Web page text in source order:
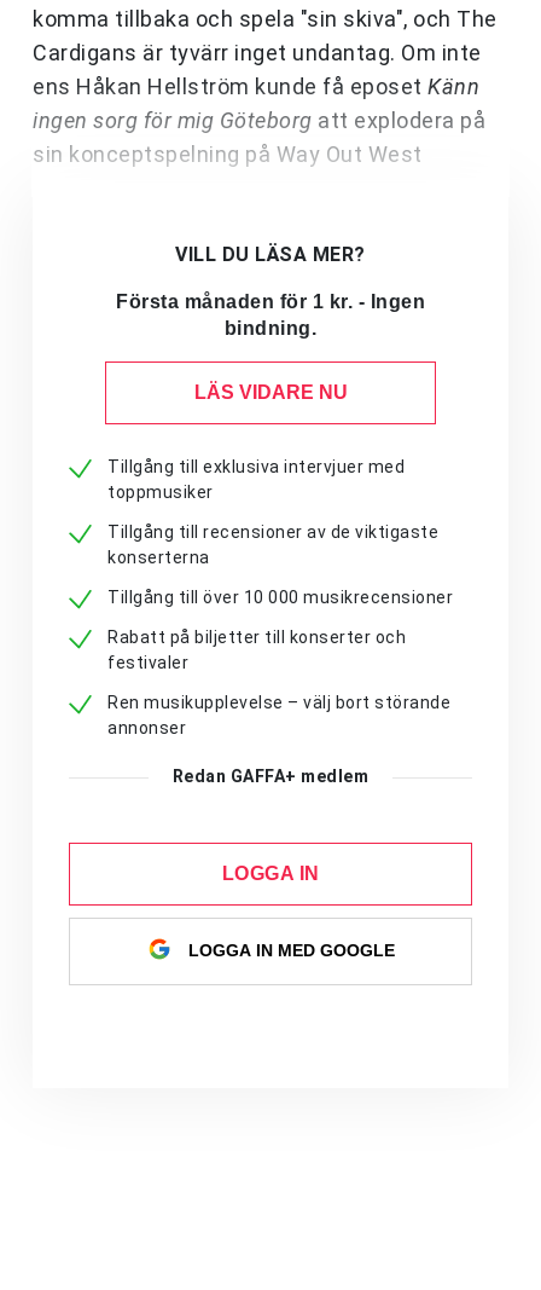
komma tillbaka och spela "sin skiva", och The
Cardigans är tyvärr inget undantag. Om inte
ens Håkan Hellström kunde få eposet Känn
ingen sorg för mig Göteborg att explodera på
sin konceptspelning på Way Out West
VILL DU LÄSA MER?
Första månaden för 1 kr. - Ingen
bindning.
LÄS VIDARE NU
Tillgång till exklusiva intervjuer med
toppmusiker
Tillgång till recensioner av de viktigaste
konserterna
Tillgång till över 10 000 musikrecensioner
Rabatt på biljetter till konserter och
festivaler
Ren musikupplevelse – välj bort störande
annonser
Redan GAFFA+ medlem
LOGGA IN
LOGGA IN MED GOOGLE